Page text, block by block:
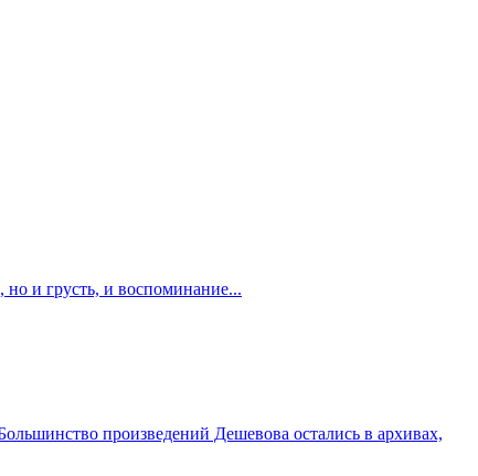
но и грусть, и воспоминание...
произведений Дешевова остались в архивах,